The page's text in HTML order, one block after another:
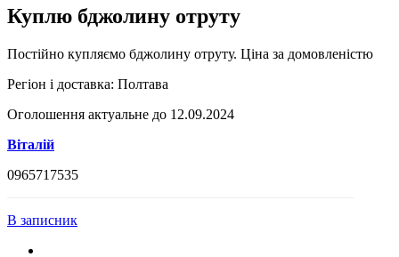
Куплю бджолину отруту
Постійно купляємо бджолину отруту. Ціна за домовленістю
Регіон і доставка: Полтава
Оголошення актуальне до 12.09.2024
Віталій
0965717535
В записник